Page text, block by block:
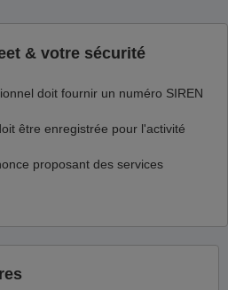
& votre sécurité
doit fournir un numéro SIREN
être enregistrée pour l'activité
proposant des services